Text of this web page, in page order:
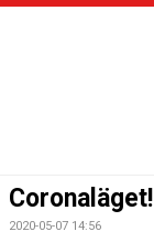
LEDARE
Coronaläget!
2020-05-07 14:56